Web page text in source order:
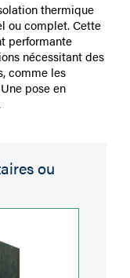
thermique
ou complet. Cette
performante
nécessitant des
comme les
pose en
ou